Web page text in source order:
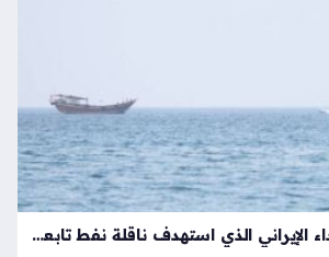
أبوظبي تندد بالاعتداء الإيراني الذي استهدف ناقلة نفط تابعة لشركة أدنوك